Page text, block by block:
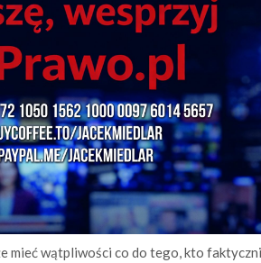
mieć wątpliwości co do tego, kto